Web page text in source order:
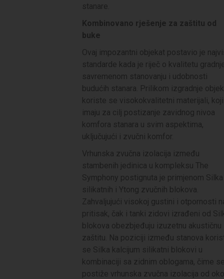
stanare.
Kombinovano rješenje za zaštitu od
buke
Ovaj impozantni objekat postavio je
standarde kada je riječ o kvalitetu
savremenom stanovanju i udobnosti
budućih stanara. Prilikom izgradnje
koriste se visokokvalitetni materijali, koji
imaju za cilj postizanje zavidnog nivoa
komfora stanara u svim aspektima,
uključujući i zvučni komfor.
Vrhunska zvučna izolacija između
stambenih jedinica u kompleksu The
Symphony postignuta je primjenom Silka
silikatnih i Ytong zvučnih blokova.
Zahvaljujući visokoj gustini i otpornosti
pritisak, čak i tanki zidovi izrađeni od
blokova obezbjeđuju izuzetnu akustičnu
zaštitu. Na poziciji između stanova
se Silka kalcijum silikatni blokovi u
kombinaciji sa zidnim oblogama, čime
postiže vrhunska zvučna izolacija od oko